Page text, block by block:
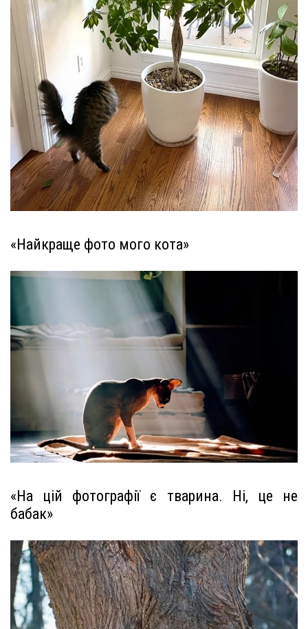
«Найкраще фото мого кота»
«На цій фотографії є тварина. Ні, це не
бабак»